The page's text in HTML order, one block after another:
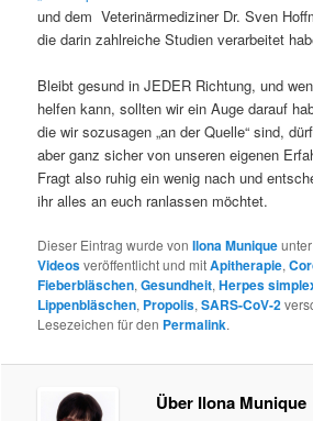
und dem Veterinärmediziner Dr. Sven
die darin zahlreiche Studien verarbeitet
Bleibt gesund in JEDER Richtung, und
helfen kann, sollten wir ein Auge darauf
die wir sozusagen „an der Quelle“ sind,
aber ganz sicher von unseren eigenen
Fragt also ruhig ein wenig nach und
ihr alles an euch ranlassen möchtet.
Dieser Eintrag wurde vonIlona Munique
Videosveröffentlicht und mitApitherapie,
Fieberbläschen,Gesundheit,Herpes
Lippenbläschen, Propolis,SARS-CoV-2
Lesezeichen für den Permalink.
Über Ilona Munique